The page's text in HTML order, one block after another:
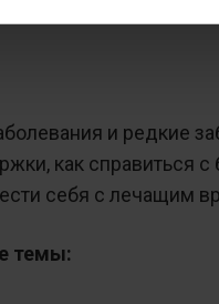
и редкие
как справиться с
себя с лечащим
темы: